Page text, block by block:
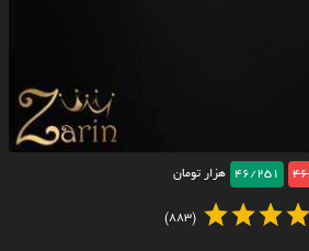
46/251 هزار تومان
(883)